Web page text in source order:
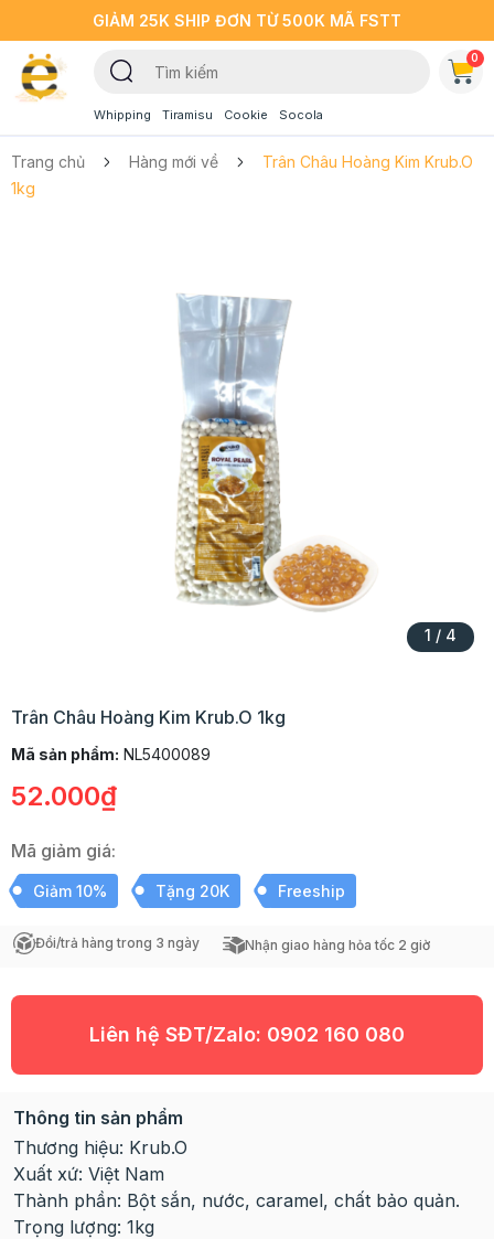
GIẢM 25K SHIP ĐƠN TỪ 500K MÃ FSTT
Whipping Tiramisu Cookie Socola
0
Trang chủ Hàng mới về
Trân Châu Hoàng Kim Krub.O
1kg
1 / 4
Trân Châu Hoàng Kim Krub.O 1kg
Mã sản phẩm: NL5400089
52.000₫
Mã giảm giá:
Giảm 10% Tặng 20K Freeship
Đổi/trả hàng trong 3 ngày Nhận giao hàng hỏa tốc 2 giờ
Liên hệ SĐT/Zalo: 0902 160 080
Thông tin sản phẩm
Thương hiệu: Krub.O
Xuất xứ: Việt Nam
Thành phần: Bột sắn, nước, caramel, chất bảo quản.
Trọng lượng: 1kg